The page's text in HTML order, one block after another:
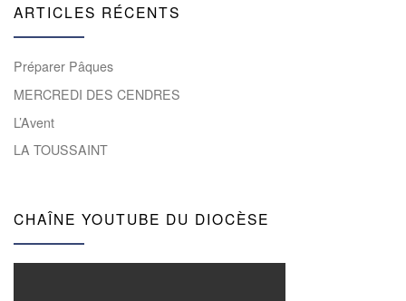
ARTICLES RÉCENTS
Préparer Pâques
MERCREDI DES CENDRES
L’Avent
LA TOUSSAINT
CHAÎNE YOUTUBE DU DIOCÈSE